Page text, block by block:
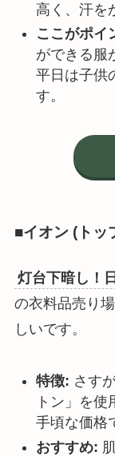
高く、汗を
ここがポイ
ができる服
平日は子供
す。
■イオン (トッ
灯台下暗し！
の衣料品売り
しいです。
特徴: さす
トン」を
手頃な価格
おすすめ: